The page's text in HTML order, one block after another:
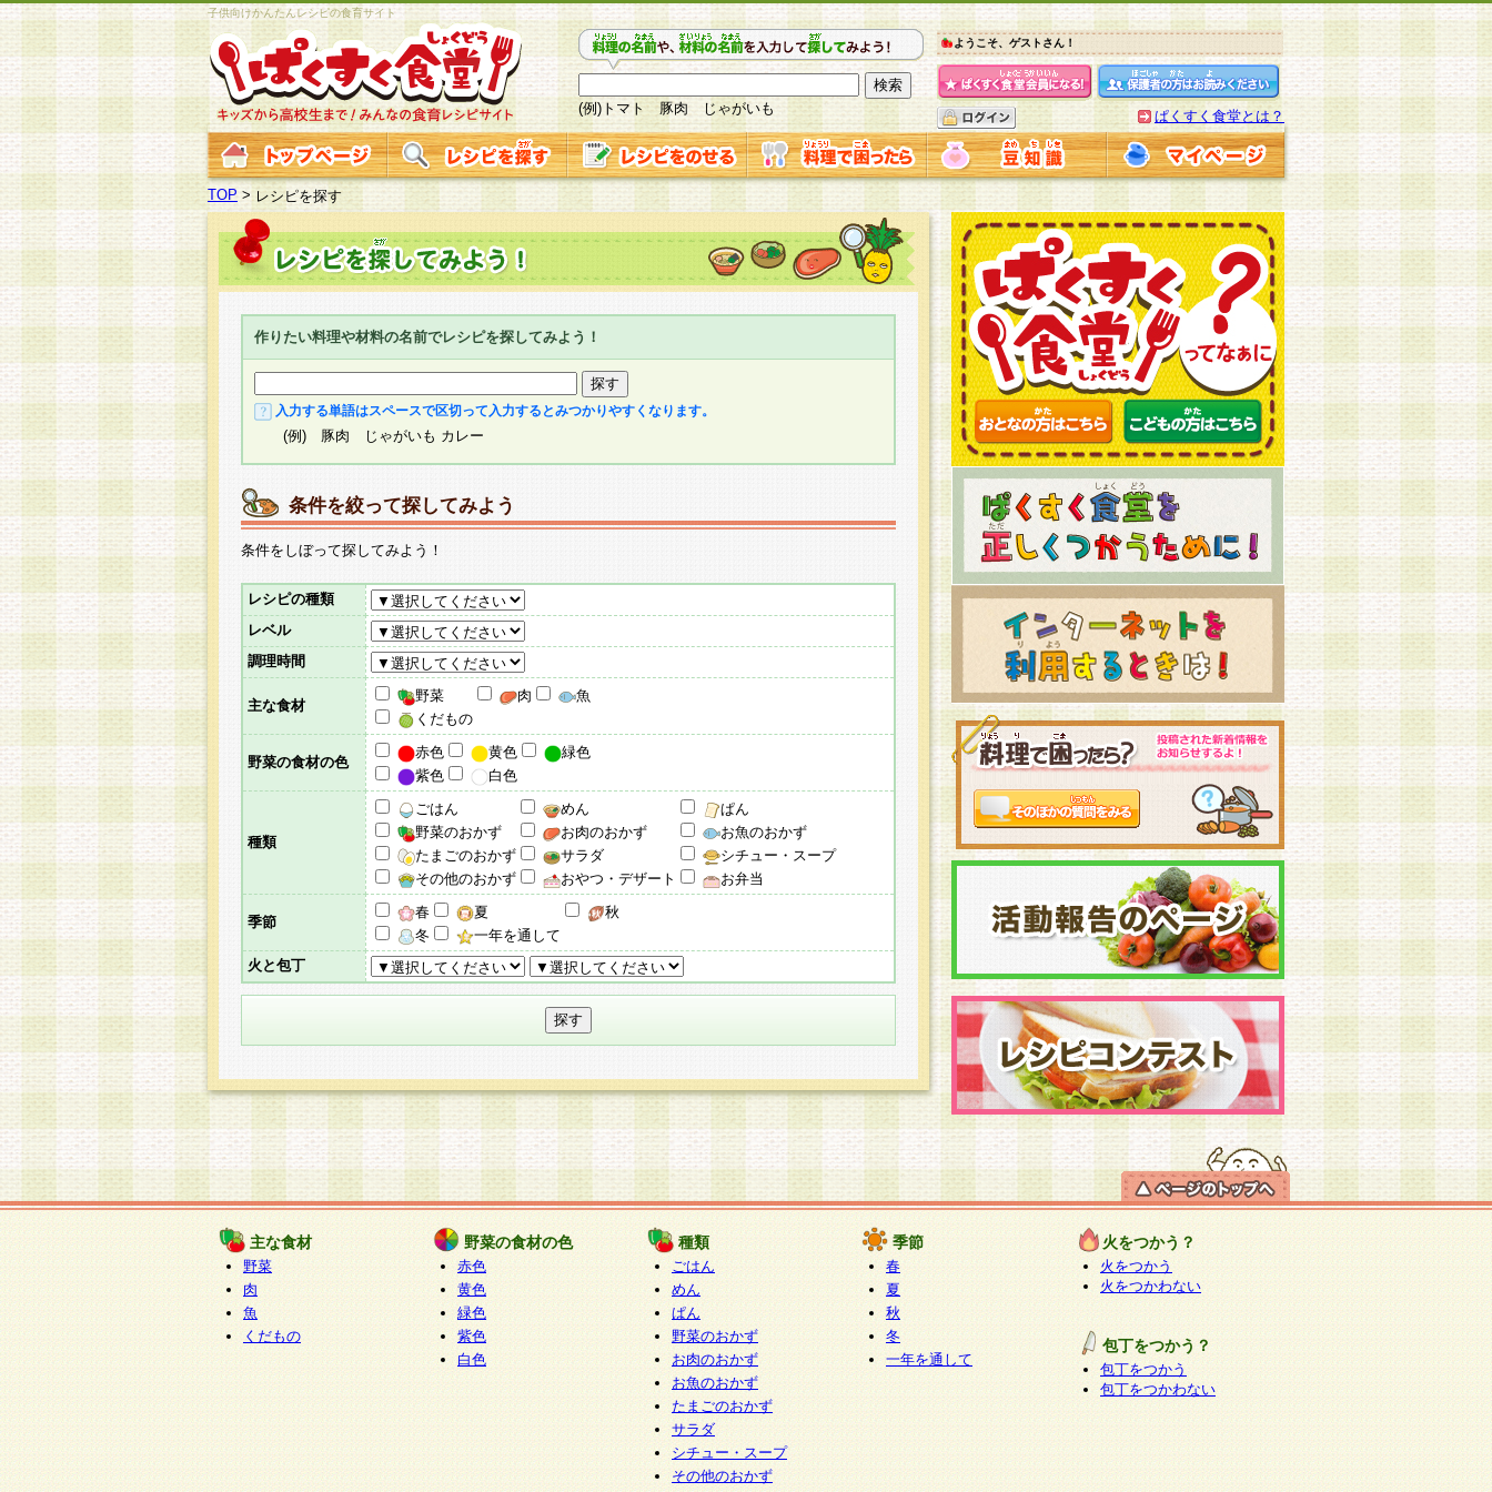
子供向けかんたんレシピの食育サイト
(例)トマト 豚肉 じゃがいも
ようこそ、ゲストさん！
ぱくすく食堂とは？
TOP >レシピを探す
作りたい料理や材料の名前でレシピを探してみよう！
入力する単語はスペースで区切って入力するとみつかりやすくなります。
(例) 豚肉 じゃがいも カレー
条件を絞って探してみよう
条件をしぼって探してみよう！
レシピの種類
レベル
調理時間
主な食材
野菜 肉
魚
くだもの
野菜の食材の色
赤色 黄色
緑色
紫色
白色
種類
ごはん めん
ぱん
野菜のおかず
お肉のおかず
お魚のおかず
たまごのおかず
サラダ
シチュー・スープ
その他のおかず
おやつ・デザート お弁当
季節
春 夏
秋
冬
一年を通して
火と包丁
主な食材
野菜
肉
魚
くだもの
野菜の食材の色
赤色
黄色
緑色
紫色
白色
種類
ごはん
めん
ぱん
野菜のおかず
お肉のおかず
お魚のおかず
たまごのおかず
サラダ
シチュー・スープ
その他のおかず
季節
春
夏
秋
冬
一年を通して
火をつかう？
火をつかう
火をつかわない
包丁をつかう？
包丁をつかう
包丁をつかわない